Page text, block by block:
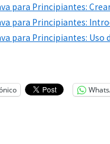
para Principiantes:
para Principiantes:
para Principiantes: Uso